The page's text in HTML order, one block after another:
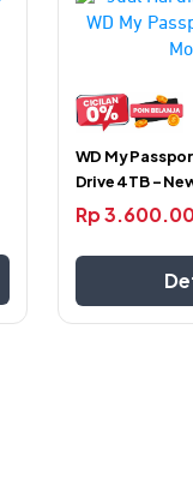
rendah sampai
sulit arus listrik.
WD My
Drive 4TB –
Rp
ini
varian.
Pilihan
ini
dapat
diambil
halaman